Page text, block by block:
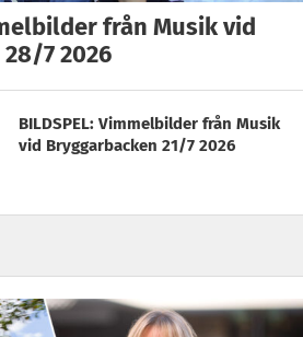
från Musik vid
7 2026
BILDSPEL: Vimmelbilder från Musik
vid Bryggarbacken 21/7 2026